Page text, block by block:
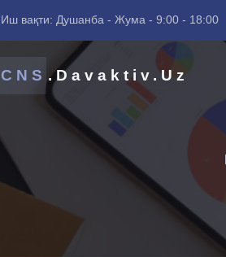
Иш вақти: Душанба - Жума - 9:00 - 18:00
CNS .Davaktiv.Uz